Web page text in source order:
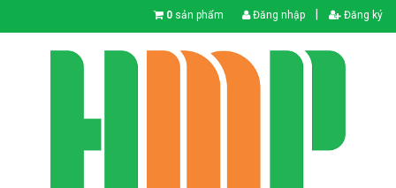
0 sản phẩm Đăng nhập Đăng ký